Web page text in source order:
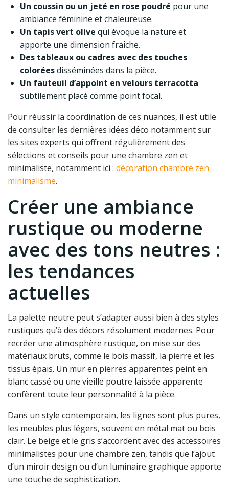
Un coussin ou un jeté en rose poudré pour une
ambiance féminine et chaleureuse.
Un tapis vert olive qui évoque la nature et
apporte une dimension fraîche.
Des tableaux ou cadres avec des touches
coloréesdisséminées dans la pièce.
Un fauteuil d’appoint en velours terracotta
subtilement placé comme point focal.
Pour réussir la coordination de ces nuances, il est utile
de consulter les dernières idées déco notamment sur
les sites experts qui offrent régulièrement des
sélections et conseils pour une chambre zen et
minimaliste, notamment ici : décoration chambre zen
minimalisme.
Créer une ambiance
rustique ou moderne
avec des tons neutres :
les tendances
actuelles
La palette neutre peut s’adapter aussi bien à des styles
rustiques qu’à des décors résolument modernes. Pour
recréer une atmosphère rustique, on mise sur des
matériaux bruts, comme le bois massif, la pierre et les
tissus épais. Un mur en pierres apparentes peint en
blanc cassé ou une vieille poutre laissée apparente
confèrent toute leur personnalité à la pièce.
Dans un style contemporain, les lignes sont plus pures,
les meubles plus légers, souvent en métal mat ou bois
clair. Le beige et le gris s’accordent avec des accessoires
minimalistes pour une chambre zen, tandis que l’ajout
d’un miroir design ou d’un luminaire graphique apporte
une touche de sophistication.